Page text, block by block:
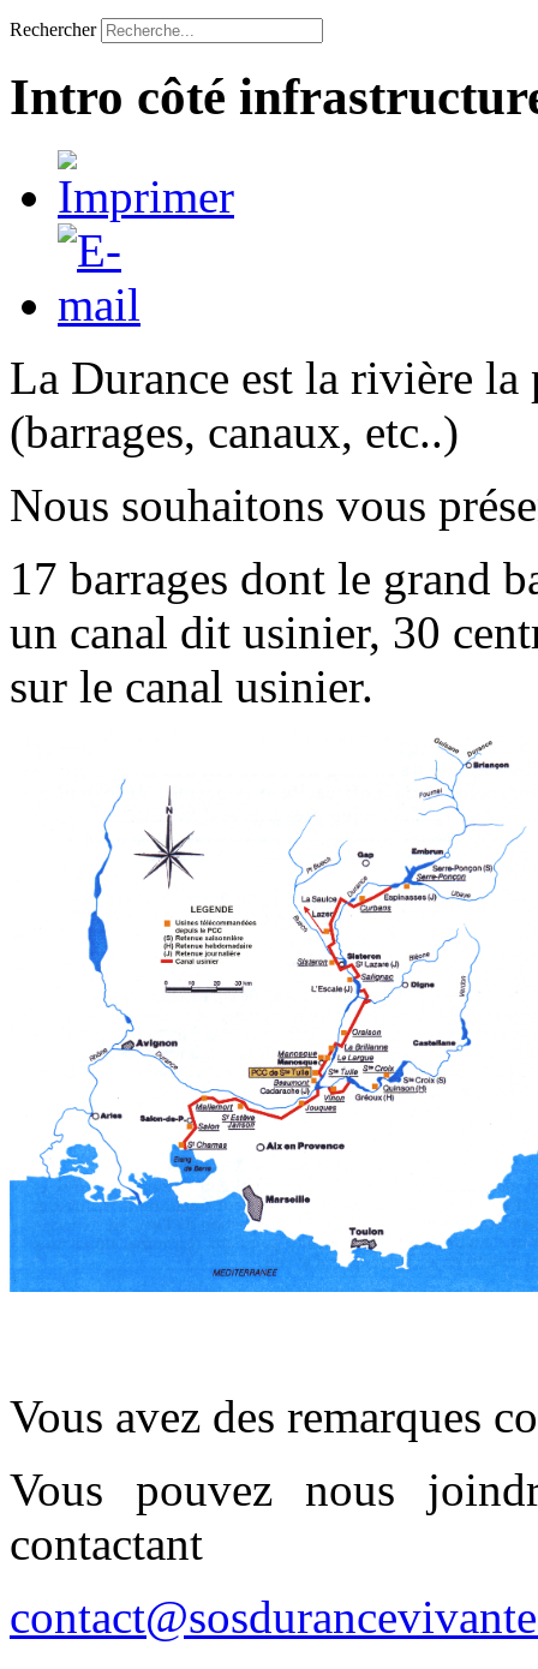
Rechercher
Intro côté
La Durance est la rivière la
(barrages, canaux, etc..)
Nous souhaitons vous
17 barrages dont le grand
un canal dit usinier, 30
sur le canal usinier.
Vous avez des remarques
Vous pouvez nous
contactant